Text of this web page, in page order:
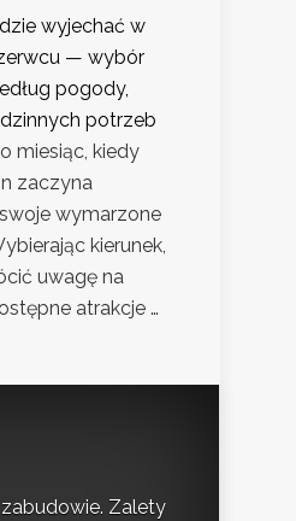
wyjechać w
— wybór
pogody,
potrzeb
miesiąc, kiedy
zaczyna
wymarzone
kierunek,
uwagę na
atrakcje …
Zalety